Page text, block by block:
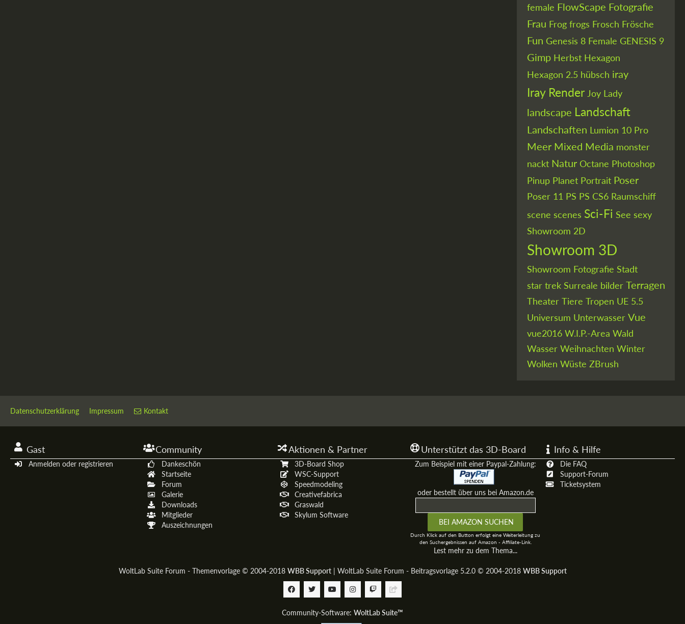
female FlowScape Fotografie
Frau Frog frogs Frosch Frösche
Fun Genesis 8 Female GENESIS 9
Gimp Herbst Hexagon
Hexagon 2.5 hübsch iray
Iray Render Joy Lady
landscape Landschaft
Landschaften Lumion 10 Pro
Meer Mixed Media monster
nackt Natur Octane Photoshop
Pinup Planet Portrait Poser
Poser 11 PS PS CS6 Raumschiff
scene scenes Sci-Fi See sexy
Showroom 2D
Showroom 3D
Showroom Fotografie Stadt
star trek Surreale bilder Terragen
Theater Tiere Tropen UE 5.5
Universum Unterwasser Vue
vue2016 W.I.P.-Area Wald
Wasser Weihnachten Winter
Wolken Wüste ZBrush
Datenschutzerklärung Impressum Kontakt
Gast
Anmelden oder registrieren
Community
Dankeschön
Startseite
Forum
Galerie
Downloads
Mitglieder
Auszeichnungen
Aktionen & Partner
3D-Board Shop
WSC-Support
Speedmodeling
Creativefabrica
Graswald
Skylum Software
Unterstützt das 3D-Board
Zum Beispiel mit einer Paypal-Zahlung:
oder bestellt über uns bei Amazon.de
Durch Klick auf den Button erfolgt eine Weiterleitung zu
den Suchergebnissen auf Amazon - Affiliate-Link.
Lest mehr zu dem Thema...
Info & Hilfe
Die FAQ
Support-Forum
Ticketsystem
WoltLab Suite Forum - Themenvorlage © 2004-2018 WBB Support| WoltLab Suite Forum - Beitragsvorlage 5.2.0 © 2004-2018 WBB Support
Community-Software: WoltLab Suite™